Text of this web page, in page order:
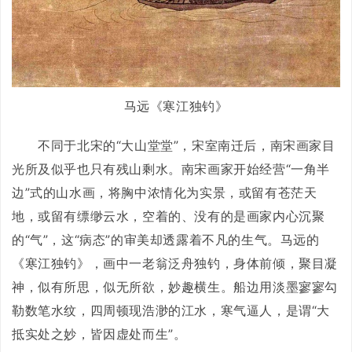
马远《寒江独钓》
不同于北宋的“大山堂堂”，宋室南迁后，南宋画家目
光所及似乎也只有残山剩水。南宋画家开始经营“一角半
边”式的山水画，将胸中浓情化为实景，或留有苍茫天
地，或留有缥缈云水，空着的、没有的是画家内心沉聚
的“气”，这“病态”的审美却透露着不凡的生气。马远的
《寒江独钓》，画中一老翁泛舟独钓，身体前倾，聚目凝
神，似有所思，似无所欲，妙趣横生。船边用淡墨寥寥勾
勒数笔水纹，四周顿现浩渺的江水，寒气逼人，是谓“大
抵实处之妙，皆因虚处而生”。